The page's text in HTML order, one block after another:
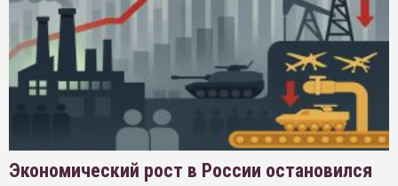
Экономический рост в России остановился